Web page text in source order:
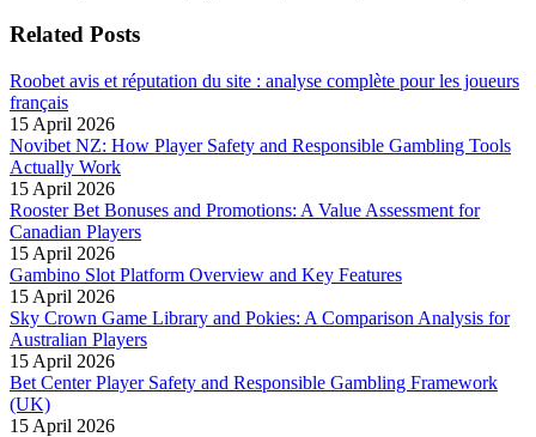
Related Posts
Roobet avis et réputation du site : analyse complète pour les joueurs
français
15 April 2026
Novibet NZ: How Player Safety and Responsible Gambling Tools
Actually Work
15 April 2026
Rooster Bet Bonuses and Promotions: A Value Assessment for
Canadian Players
15 April 2026
Gambino Slot Platform Overview and Key Features
15 April 2026
Sky Crown Game Library and Pokies: A Comparison Analysis for
Australian Players
15 April 2026
Bet Center Player Safety and Responsible Gambling Framework
(UK)
15 April 2026